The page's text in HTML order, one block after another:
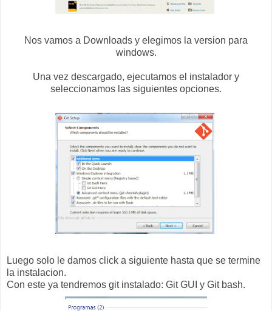
Nos vamos a Downloads y elegimos la version para
windows.
Una vez descargado, ejecutamos el instalador y
seleccionamos las siguientes opciones.
Luego solo le damos click a siguiente hasta que se termine
la instalacion.
Con este ya tendremos git instalado: Git GUI y Git bash.